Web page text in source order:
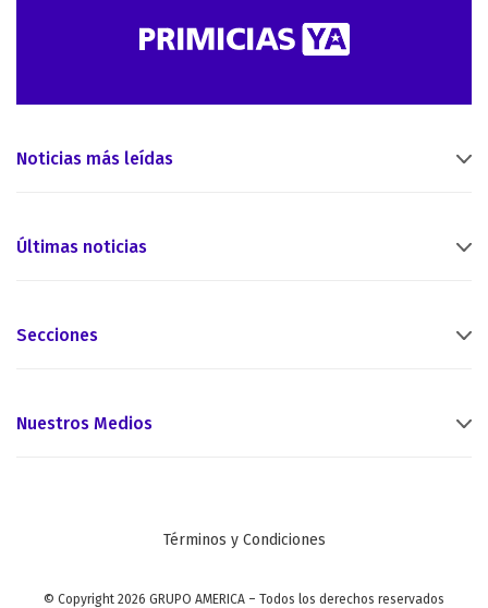
Noticias más leídas
Últimas noticias
Secciones
Nuestros Medios
Términos y Condiciones
© Copyright 2026 GRUPO AMERICA – Todos los derechos reservados